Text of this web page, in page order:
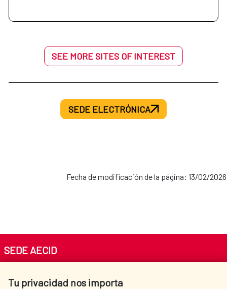
SEE MORE SITES OF INTEREST
SEDE ELECTRÓNICA
Fecha de modificación de la página: 13/02/2026
Tu privacidad nos importa
SEDE AECID
Tel. +34 900 20 30 54​​​​​​​